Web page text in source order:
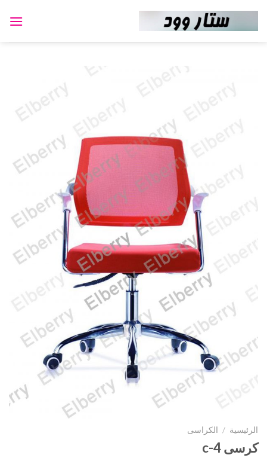
الرئيسية / الكراسى
كرسى c-4